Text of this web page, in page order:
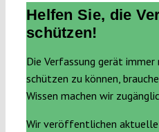
Helfen Sie, die
schützen!
Die Verfassung gerät immer
schützen zu können,
Wissen machen wir
Wir veröffentlichen aktuelle